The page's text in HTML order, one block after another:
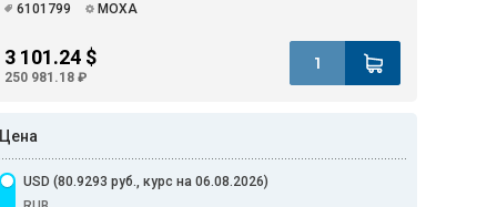
6101799 MOXA
3 101.24 $
250 981.18 ₽
Цена
USD (80.9293 руб., курс на 06.08.2026)